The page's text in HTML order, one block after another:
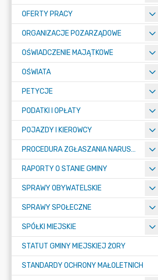
OFERTY PRACY
ORGANIZACJE POZARZĄDOWE
OŚWIADCZENIE MAJĄTKOWE
OŚWIATA
PETYCJE
PODATKI I OPŁATY
POJAZDY I KIEROWCY
PROCEDURA ZGŁASZANIA NARUSZEŃ PRAWA
RAPORTY O STANIE GMINY
SPRAWY OBYWATELSKIE
SPRAWY SPOŁECZNE
SPÓŁKI MIEJSKIE
STATUT GMINY MIEJSKIEJ ŻORY
STANDARDY OCHRONY MAŁOLETNICH